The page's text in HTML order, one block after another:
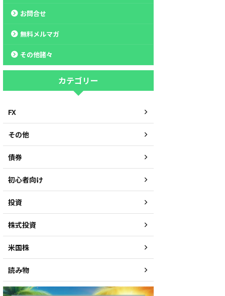
お問合せ
無料メルマガ
その他諸々
カテゴリー
FX
その他
債券
初心者向け
投資
株式投資
米国株
読み物